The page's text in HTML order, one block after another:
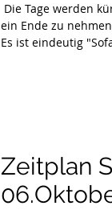
Die Tage werden
ein Ende zu
Es ist eindeutig
Zeitplan